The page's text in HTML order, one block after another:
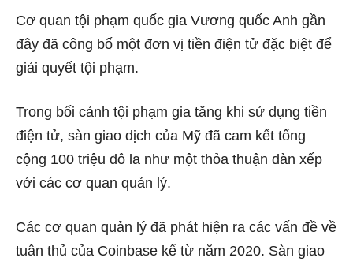
Cơ quan tội phạm quốc gia Vương quốc Anh gần
đây đã công bố một đơn vị tiền điện tử đặc biệt để
giải quyết tội phạm.
Trong bối cảnh tội phạm gia tăng khi sử dụng tiền
điện tử, sàn giao dịch của Mỹ đã cam kết tổng
cộng 100 triệu đô la như một thỏa thuận dàn xếp
với các cơ quan quản lý.
Các cơ quan quản lý đã phát hiện ra các vấn đề về
tuân thủ của Coinbase kể từ năm 2020. Sàn giao